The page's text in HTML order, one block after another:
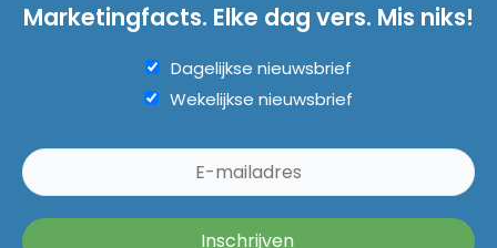
Marketingfacts. Elke dag vers. Mis niks!
Dagelijkse nieuwsbrief
Wekelijkse nieuwsbrief